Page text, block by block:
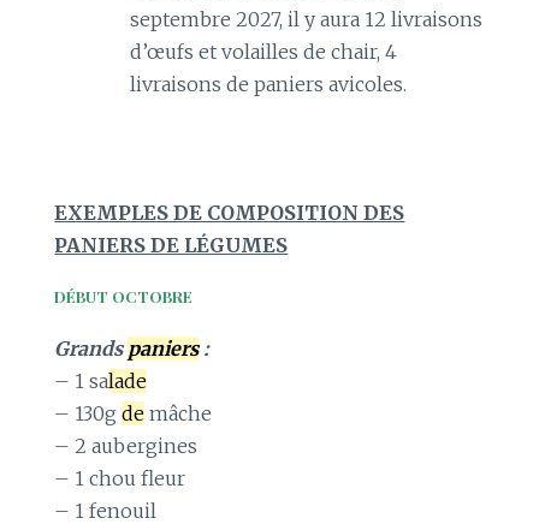
septembre 2027, il y aura 12 livraisons
d’œufs et volailles de chair, 4
livraisons de paniers avicoles.
EXEMPLES DE COMPOSITION DES
PANIERS DE LÉGUMES
DÉBUT OCTOBRE
Grands paniers:
– 1 salade
– 130gde mâche
– 2 aubergines
– 1 chou fleur
– 1 fenouil